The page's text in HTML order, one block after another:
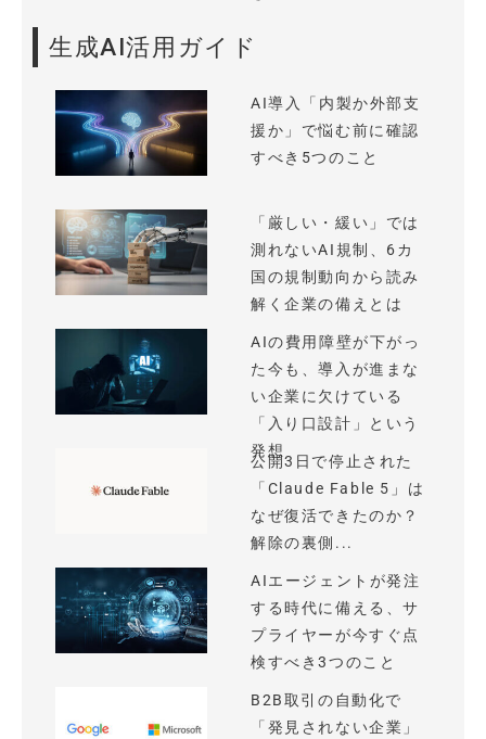
生成AI活用ガイド
AI導入「内製か外部支
援か」で悩む前に確認
すべき5つのこと
「厳しい・緩い」では
測れないAI規制、6カ
国の規制動向から読み
解く企業の備えとは
AIの費用障壁が下がっ
た今も、導入が進まな
い企業に欠けている
「入り口設計」という
発想
公開3日で停止された
「Claude Fable 5」は
なぜ復活できたのか？
解除の裏側...
AIエージェントが発注
する時代に備える、サ
プライヤーが今すぐ点
検すべき3つのこと
B2B取引の自動化で
「発見されない企業」